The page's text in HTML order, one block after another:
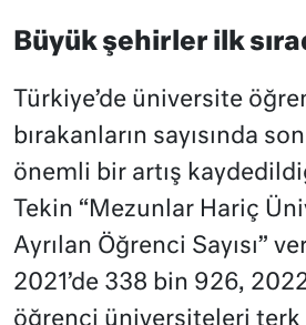
Büyük şehirler ilk
Türkiye’de üniversite
bırakanların sayısında
önemli bir artış
Tekin “Mezunlar Hariç
Ayrılan Öğrenci Sayısı”
2021’de 338 bin 926,